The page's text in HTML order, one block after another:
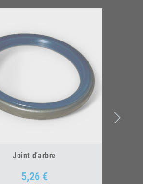
Joint d'arbre
Prix
5,26 €